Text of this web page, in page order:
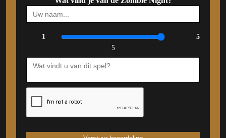
1
5
5